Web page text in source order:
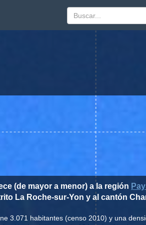
(de mayor a menor) a la región
La Roche-sur-Yon y al cantón
3.071 habitantes (censo 2010) y una